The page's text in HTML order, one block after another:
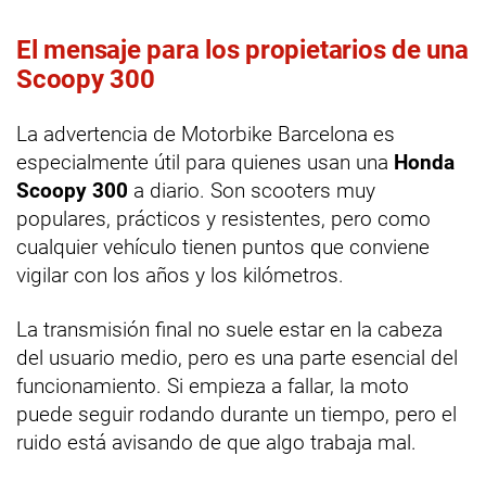
El mensaje para los propietarios de una
Scoopy 300
La advertencia de Motorbike Barcelona es
especialmente útil para quienes usan una Honda
Scoopy 300 a diario. Son scooters muy
populares, prácticos y resistentes, pero como
cualquier vehículo tienen puntos que conviene
vigilar con los años y los kilómetros.
La transmisión final no suele estar en la cabeza
del usuario medio, pero es una parte esencial del
funcionamiento. Si empieza a fallar, la moto
puede seguir rodando durante un tiempo, pero el
ruido está avisando de que algo trabaja mal.